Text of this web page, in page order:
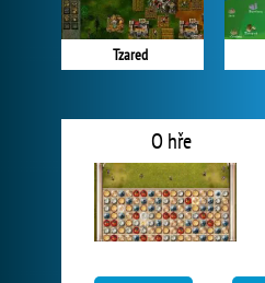
Tzared
O hře